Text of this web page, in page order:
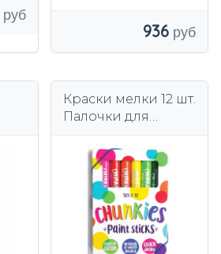
936
Краски мелки 12 шт.
Палочки для
Chunkies Ooly, 12
пастельных тонов